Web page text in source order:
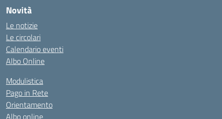
Novità
Le notizie
Le circolari
Calendario eventi
Albo Online
Modulistica
Pago in Rete
Orientamento
Albo online